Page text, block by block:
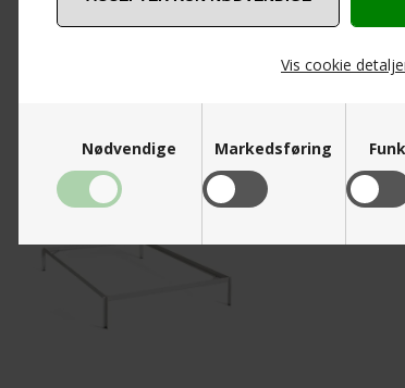
Vis cookie
Nødvendige Markedsføring
ANDRE